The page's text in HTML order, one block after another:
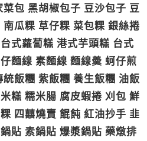
包 黑胡椒包子 豆沙包子 豆
瓜粿 草仔粿 菜包粿 銀絲捲
式蘿蔔糕 港式芋頭糕 台式
麵線 素麵線 麵線羮 蚵仔煎
飯糰 紫飯糰 養生飯糰 油飯
糕 糯米腸 腐皮蝦捲 刈包 鮮
四囍燒賣 餛飩 紅油抄手 韭
貼 素鍋貼 爆漿鍋貼 藥燉排